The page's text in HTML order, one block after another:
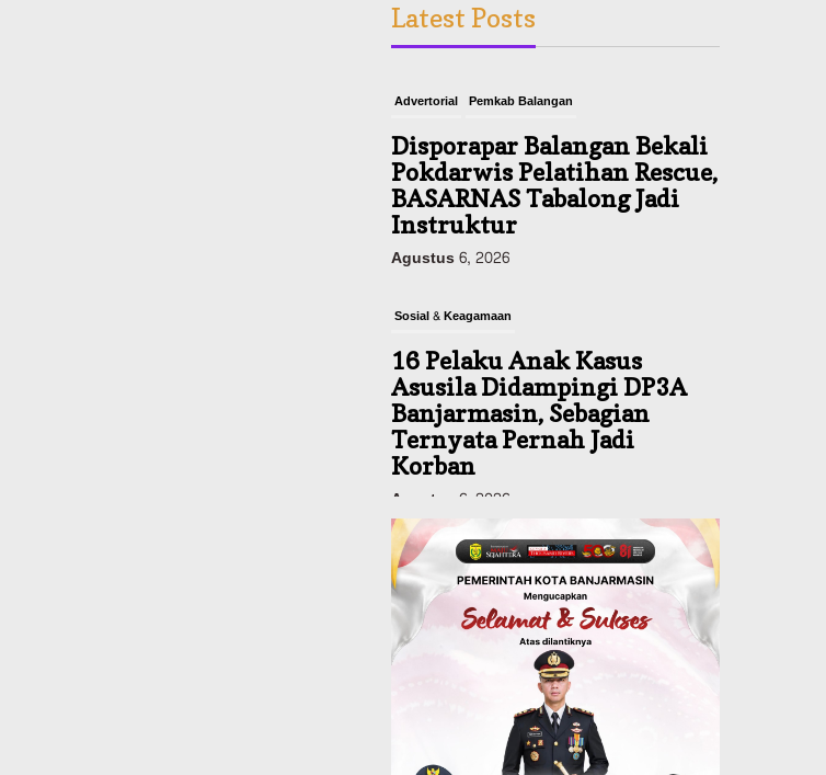
Latest Posts
Disporapar Balangan Bekali
Pokdarwis Pelatihan Rescue,
BASARNAS Tabalong Jadi
Instruktur
Agustus 6, 2026
16 Pelaku Anak Kasus
Asusila Didampingi DP3A
Banjarmasin, Sebagian
Ternyata Pernah Jadi
Korban
Agustus 6, 2026
Dinas PUPR Kalsel Pembangunan
Tindak Lanjut
Pascakecelakaan Maut,
Pemerintah Janji
Tingkatkan Fasilitas
Keselamatan Jalan
Alternatif Banjarbaru–